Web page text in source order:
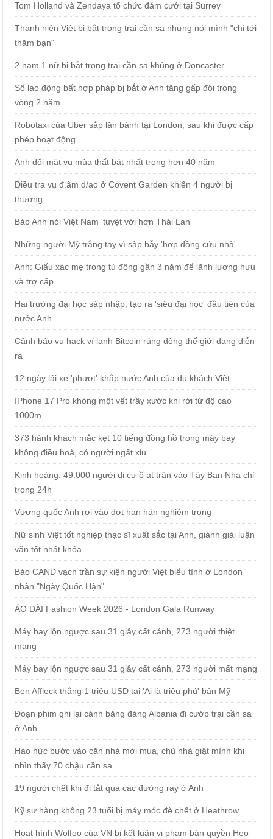
Tom Holland và Zendaya tổ chức đám cưới tại Surrey
Thanh niên Việt bị bắt trong trại cần sa nhưng nói mình "chỉ tới
thăm bạn"
2 nam 1 nữ bị bắt trong trại cần sa khủng ở Doncaster
Số lao động bất hợp pháp bị bắt ở Anh tăng gấp đôi trong
vòng 2 năm
Robotaxi của Uber sắp lăn bánh tại London, sau khi được cấp
phép hoạt động
Anh đối mặt vụ mùa thất bát nhất trong hơn 40 năm
Điều tra vụ đ.âm d/ao ở Covent Garden khiến 4 người bị
thương
Báo Anh nói Việt Nam 'tuyệt vời hơn Thái Lan'
Những người Mỹ trắng tay vì sập bẫy 'hợp đồng cứu nhà'
Anh: Giấu xác mẹ trong tủ đông gần 3 năm để lãnh lương hưu
và trợ cấp
Hai trường đại học sáp nhập, tạo ra 'siêu đại học' đầu tiên của
nước Anh
Cảnh báo vụ hack ví lạnh Bitcoin rúng động thế giới đang diễn
ra
12 ngày lái xe 'phượt' khắp nước Anh của du khách Việt
IPhone 17 Pro không một vết trầy xước khi rời từ độ cao
1000m
373 hành khách mắc kẹt 10 tiếng đồng hồ trong máy bay
không điều hoà, có người ngất xỉu
Kinh hoàng: 49.000 người di cư ồ ạt tràn vào Tây Ban Nha chỉ
trong 24h
Vương quốc Anh rơi vào đợt hạn hán nghiêm trọng
Nữ sinh Việt tốt nghiệp thạc sĩ xuất sắc tại Anh, giành giải luận
văn tốt nhất khóa
Báo CAND vạch trần sự kiện người Việt biểu tình ở London
nhân "Ngày Quốc Hận"
ÁO DÀI Fashion Week 2026 - London Gala Runway
Máy bay lộn ngược sau 31 giây cất cánh, 273 người thiệt
mạng
Máy bay lộn ngược sau 31 giây cất cánh, 273 người mất mạng
Ben Affleck thắng 1 triệu USD tại 'Ai là triệu phú' bản Mỹ
Đoạn phim ghi lại cảnh băng đảng Albania đi cướp trại cần sa
ở Anh
Háo hức bước vào căn nhà mới mua, chủ nhà giật mình khi
nhìn thấy 70 chậu cần sa
19 người chết khi đi tắt qua các đường ray ở Anh
Kỹ sư hàng không 23 tuổi bị máy móc đè chết ở Heathrow
Hoạt hình Wolfoo của VN bị kết luận vi phạm bản quyền Heo